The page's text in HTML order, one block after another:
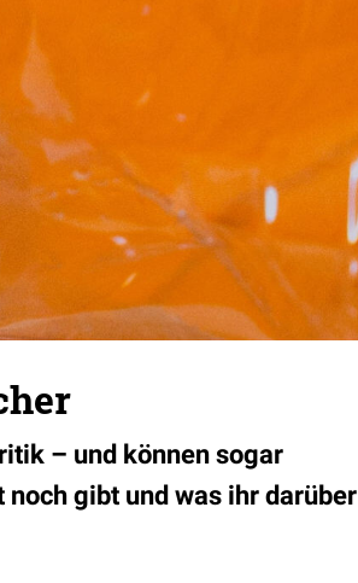
– und können sogar
gibt und was ihr darüber